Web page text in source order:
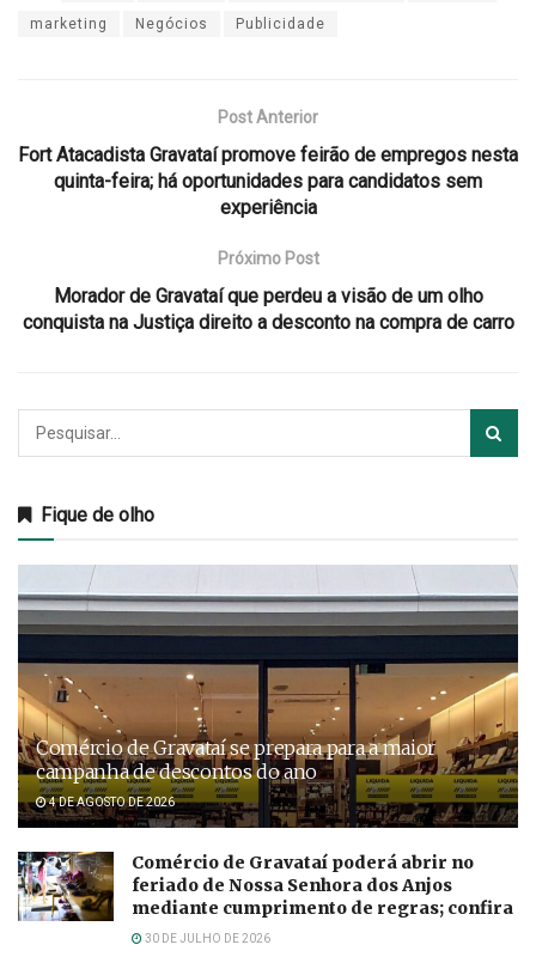
marketing Negócios Publicidade
Post Anterior
Fort Atacadista Gravataí promove feirão de empregos nesta
quinta-feira; há oportunidades para candidatos sem
experiência
Próximo Post
Morador de Gravataí que perdeu a visão de um olho
conquista na Justiça direito a desconto na compra de carro
Fique de olho
Comércio de Gravataí se prepara para a maior
campanha de descontos do ano
4 DE AGOSTO DE 2026
Comércio de Gravataí poderá abrir no
feriado de Nossa Senhora dos Anjos
mediante cumprimento de regras; confira
30 DE JULHO DE 2026